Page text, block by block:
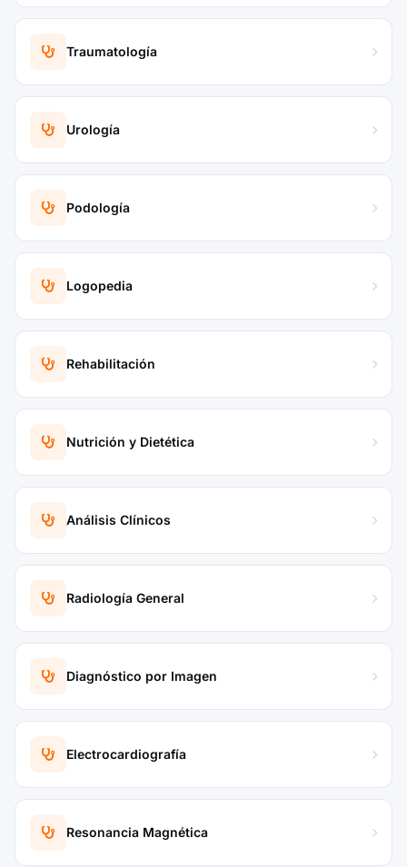
Traumatología
Urología
Podología
Logopedia
Rehabilitación
Nutrición y Dietética
Análisis Clínicos
Radiología General
Diagnóstico por Imagen
Electrocardiografía
Resonancia Magnética